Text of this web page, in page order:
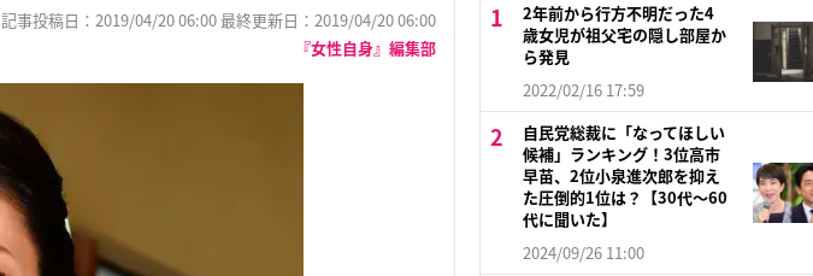
記事投稿日：2019/04/20 06:00 最終更新日：2019/04/20 06:00
『女性自身』編集部
2年前から行方不明だった4
歳女児が祖父宅の隠し部屋か
ら発見
2022/02/16 17:59
自民党総裁に「なってほしい
候補」ランキング！3位高市
早苗、2位小泉進次郎を抑え
た圧倒的1位は？【30代〜60
代に聞いた】
2024/09/26 11:00